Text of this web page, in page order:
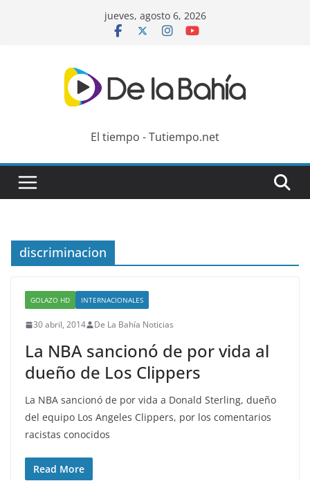
jueves, agosto 6, 2026
El tiempo - Tutiempo.net
discriminacion
GOLAZO HD INTERNACIONALES
30 abril, 2014 De La Bahía Noticias
La NBA sancionó de por vida al
dueño de Los Clippers
La NBA sancionó de por vida a Donald Sterling, dueño
del equipo Los Angeles Clippers, por los comentarios
racistas conocidos
Read More